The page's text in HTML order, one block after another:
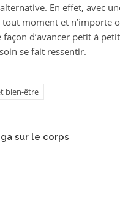
En effet, avec
moment et n’importe
d’avancer petit à
se fait ressentir.
bien-être
sur le corps